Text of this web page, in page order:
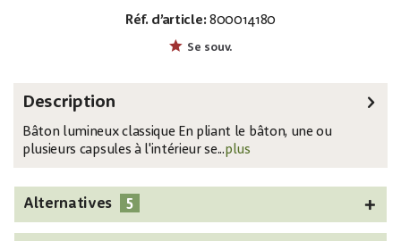
Réf. d’article: 800014180
Se souv.
Description
Bâton lumineux classique En pliant le bâton, une ou
plusieurs capsules à l'intérieur se...plus
Alternatives 5